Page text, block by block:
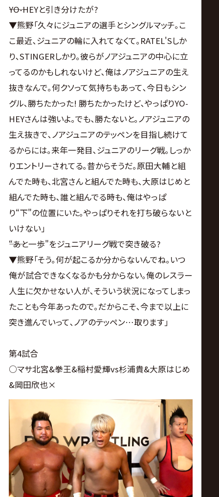
――YO-HEYと引き分けたが?
▼熊野｢久々にジュニアの選手とシングルマッチ｡こ
こ最近､ジュニアの輪に入れてなくて｡RATEL'Sしか
り､STINGERしかり｡彼らがノアジュニアの中心に立
ってるのかもしれないけど､俺はノアジュニアの生え
抜きなんで｡何クソって気持ちもあって､今日もシン
グル､勝ちたかった! 勝ちたかったけど､やっぱりYO-
HEYさんは強いよ｡でも､勝たないと｡ノアジュニアの
生え抜きで､ノアジュニアのテッペンを目指し続けて
るからには｡来年一発目､ジュニアのリーグ戦｡しっか
りエントリーされてる｡昔からそうだ｡原田大輔と組
んでた時も､北宮さんと組んでた時も､大原はじめと
組んでた時も､誰と組んでる時も､俺はやっぱ
り“下"の位置にいた｡やっぱりそれを打ち破らないと
いけない｣
――“あと一歩"をジュニアリーグ戦で突き破る?
▼熊野｢そう｡何が起こるか分からないんでね｡いつ
俺が試合できなくなるかも分からない｡俺のレスラー
人生に欠かせない人が､そういう状況になってしまっ
たことも今年あったので｡だからこそ､今まで以上に
突き進んでいって､ノアのテッペン…取ります｣
第4試合
○マサ北宮&拳王&稲村愛輝vs杉浦貴&大原はじめ
&岡田欣也×